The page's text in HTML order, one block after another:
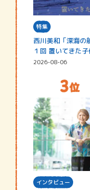
特集
西川美和「深海の
１回 置いてきた
2026-08-06
インタビュー